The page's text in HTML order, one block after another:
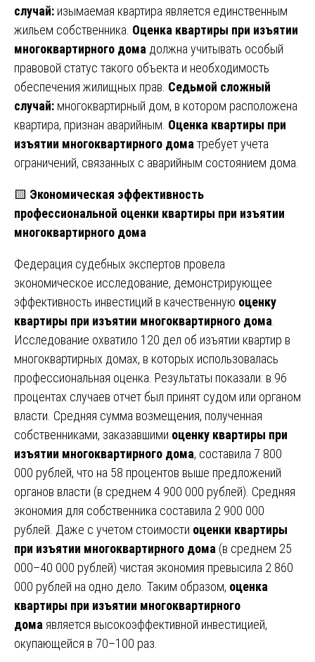
случай: изымаемая квартира является единственным
жильем собственника. Оценка квартиры при изъятии
многоквартирного дома должна учитывать особый
правовой статус такого объекта и необходимость
обеспечения жилищных прав. Седьмой сложный
случай: многоквартирный дом, в котором расположена
квартира, признан аварийным. Оценка квартиры при
изъятии многоквартирного дома требует учета
ограничений, связанных с аварийным состоянием дома.
🟨 Экономическая эффективность
профессиональной оценки квартиры при изъятии
многоквартирного дома
Федерация судебных экспертов провела
экономическое исследование, демонстрирующее
эффективность инвестиций в качественную оценку
квартиры при изъятии многоквартирного дома
Исследование охватило 120 дел об изъятии квартир в
многоквартирных домах, в которых использовалась
профессиональная оценка. Результаты показали: в 96
процентах случаев отчет был принят судом или органом
власти. Средняя сумма возмещения, полученная
собственниками, заказавшими оценку квартиры при
изъятии многоквартирного дома, составила 7 800
000 рублей, что на 58 процентов выше предложений
органов власти (в среднем 4 900 000 рублей). Средняя
экономия для собственника составила 2 900 000
рублей. Даже с учетом стоимости оценки квартиры
при изъятии многоквартирного дома (в среднем 25
000–40 000 рублей) чистая экономия превысила 2 860
000 рублей на одно дело. Таким образом, оценка
квартиры при изъятии многоквартирного
дома является высокоэффективной инвестицией,
окупающейся в 70–100 раз.